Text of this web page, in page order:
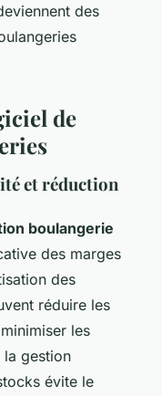
des
de
et réduction
boulangerie
des marges
des
réduire les
les
la gestion
évite le